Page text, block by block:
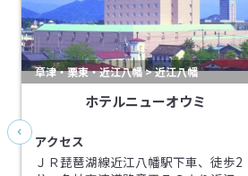
草津・栗東・近江八幡 > 近江八幡
ホテルニューオウミ
アクセス
ＪＲ琵琶湖線近江八幡駅下車、徒歩2